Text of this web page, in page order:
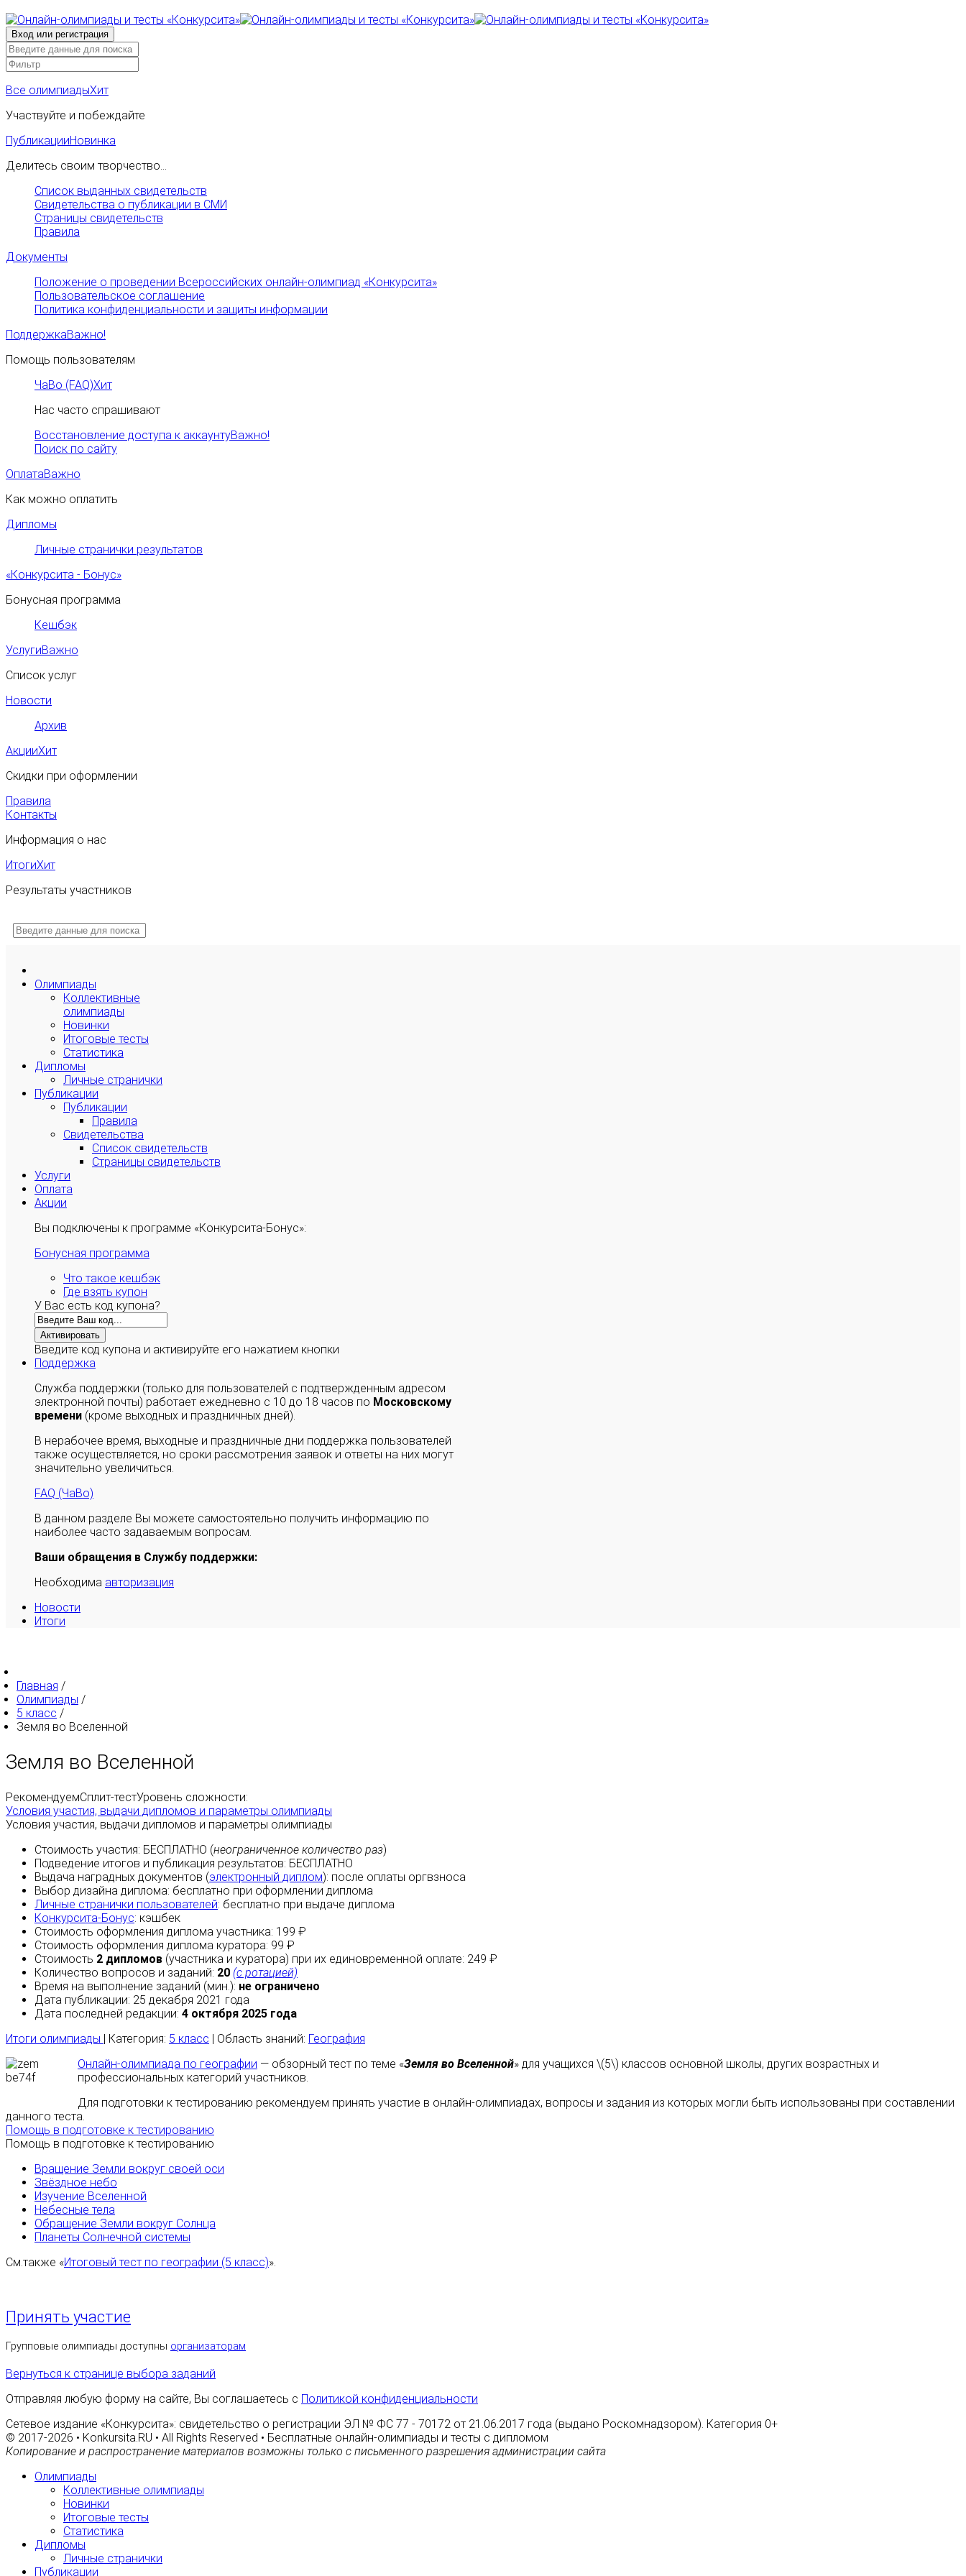
Все олимпиадыХит
Участвуйте и побеждайте
ПубликацииНовинка
Делитесь своим творчество...
Список выданных свидетельств
Свидетельства о публикации в СМИ
Страницы свидетельств
Правила
Документы
Положение о проведении Всероссийских онлайн-олимпиад «Конкурсита»
Пользовательское соглашение
Политика конфиденциальности и защиты информации
ПоддержкаВажно!
Помощь пользователям
ЧаВо (FAQ)Хит
Нас часто спрашивают
Восстановление доступа к аккаунтуВажно!
Поиск по сайту
ОплатаВажно
Как можно оплатить
Дипломы
Личные странички результатов
«Конкурсита - Бонус»
Бонусная программа
Кешбэк
УслугиВажно
Список услуг
Новости
Архив
АкцииХит
Скидки при оформлении
Правила
Контакты
Информация о нас
ИтогиХит
Результаты участников
Олимпиады
Коллективные
олимпиады
Новинки
Итоговые тесты
Статистика
Дипломы
Личные странички
Публикации
Публикации
Правила
Свидетельства
Список свидетельств
Страницы свидетельств
Услуги
Оплата
Акции
Вы подключены к программе «Конкурсита-Бонус»:
Бонусная программа
Что такое кешбэк
Где взять купон
У Вас есть код купона?
Активировать
Введите код купона и активируйте его нажатием кнопки
Поддержка
Служба поддержки (только для пользователей с подтвержденным адресом
электронной почты) работает ежедневно с 10 до 18 часов по Московскому
времени (кроме выходных и праздничных дней).
В нерабочее время, выходные и праздничные дни поддержка пользователей
также осуществляется, но сроки рассмотрения заявок и ответы на них могут
значительно увеличиться.
FAQ (ЧаВо)
В данном разделе Вы можете самостоятельно получить информацию по
наиболее часто задаваемым вопросам.
Ваши обращения в Службу поддержки:
Необходима авторизация
Новости
Итоги
Главная /
Олимпиады /
5 класс /
Земля во Вселенной
Земля во Вселенной
РекомендуемСплит-тестУровень сложности:
Условия участия, выдачи дипломов и параметры олимпиады
Условия участия, выдачи дипломов и параметры олимпиады
Стоимость участия: БЕСПЛАТНО (неограниченное количество раз)
Подведение итогов и публикация результатов: БЕСПЛАТНО
Выдача наградных документов (электронный диплом): после оплаты оргвзноса
Выбор дизайна диплома: бесплатно при оформлении диплома
Личные странички пользователей: бесплатно при выдаче диплома
Конкурсита-Бонус: кэшбек
Стоимость оформления диплома участника: 199 ₽
Стоимость оформления диплома куратора: 99 ₽
Стоимость 2 дипломов (участника и куратора) при их единовременной оплате: 249 ₽
Количество вопросов и заданий: 20 (с ротацией)
Время на выполнение заданий (мин.): не ограничено
Дата публикации: 25 декабря 2021 года
Дата последней редакции: 4 октября 2025 года
Итоги олимпиады
| Категория: 5 класс | Область знаний: География
Онлайн-олимпиада по географии — обзорный тест по теме «Земля во Вселенной» для учащихся \(5\) классов основной школы, других возрастных и
профессиональных категорий участников.
Для подготовки к тестированию рекомендуем принять участие в онлайн-олимпиадах, вопросы и задания из которых могли быть использованы при составлении
данного теста.
Помощь в подготовке к тестированию
Помощь в подготовке к тестированию
Вращение Земли вокруг своей оси
Звёздное небо
Изучение Вселенной
Небесные тела
Обращение Земли вокруг Солнца
Планеты Солнечной системы
См.также «Итоговый тест по географии (5 класс)».
Принять участие
Групповые олимпиады доступны организаторам
Вернуться к странице выбора заданий
Отправляя любую форму на сайте, Вы соглашаетесь с Политикой конфиденциальности
Сетевое издание «Конкурсита»: свидетельство о регистрации ЭЛ № ФС 77 - 70172 от 21.06.2017 года (выдано Роскомнадзором). Категория 0+
© 2017-2026 • Konkursita.RU • All Rights Reserved • Бесплатные онлайн-олимпиады и тесты с дипломом
Копирование и распространение материалов возможны только с письменного разрешения администрации сайта
Олимпиады
Коллективные олимпиады
Новинки
Итоговые тесты
Статистика
Дипломы
Личные странички
Публикации